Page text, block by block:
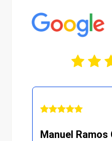
Manuel Ramos